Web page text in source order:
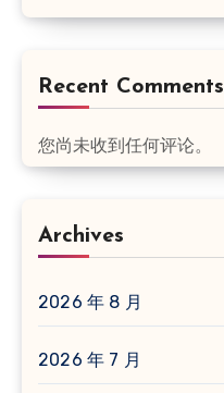
Recent Comments
您尚未收到任何评论。
Archives
2026 年 8 月
2026 年 7 月